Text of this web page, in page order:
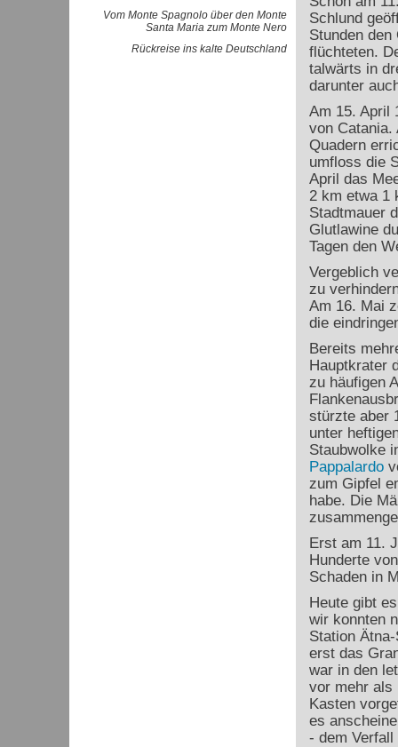
Vom Monte Spagnolo über den Monte
Santa Maria zum Monte Nero
Rückreise ins kalte Deutschland
Schlund
Stunden
flüchteten.
talwärts in
darunter
Am 15. April
von Catania.
Quadern
umfloss die
April das
2 km etwa 1
Stadtmauer
Glutlawine
Tagen den
Vergeblich
zu
Am 16. Mai
die
Bereits
Hauptkrater
zu häufigen
stürzte aber
unter
Staubwolke
Pappalardo
zum Gipfel
habe. Die
Erst am 11.
Hunderte
Schaden in
Heute gibt
wir konnten
Station
erst das
war in den
vor mehr als
Kasten
es
- dem Verfall